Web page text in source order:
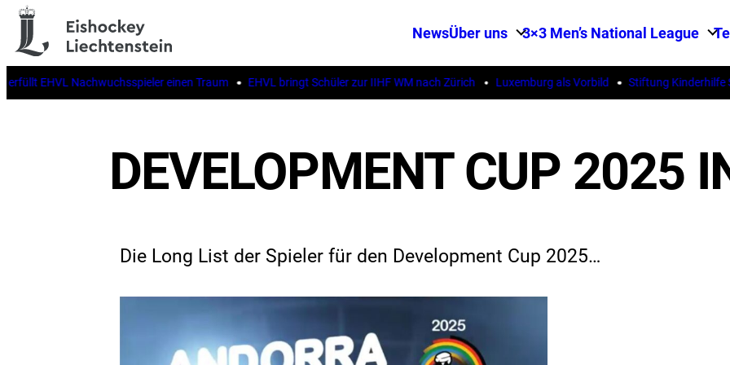
NewsÜber uns 3×3 Men’s National League
EHVL Nachwuchsspieler einen Traum EHVL bringt Schüler zur IIHF WM nach Zürich Luxemburg als Vorbild Stiftung Kinderhilfe
DEVELOPMENT CUP 2025
Die Long List der Spieler für den Development Cup 2025…